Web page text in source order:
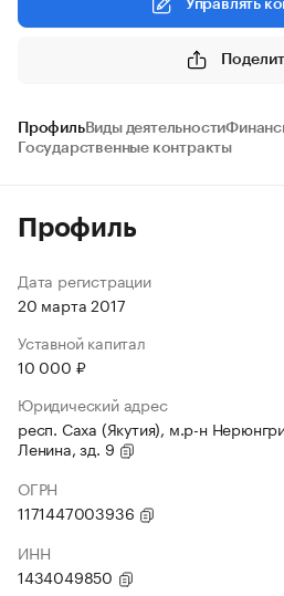
Управлять
ПрофильВиды деятельности
Государственные контракты
Профиль
Дата регистрации
20 марта 2017
Уставной капитал
10 000 ₽
Юридический адрес
респ. Саха (Якутия), м.р-н
Ленина, зд. 9
ОГРН
1171447003936
ИНН
1434049850